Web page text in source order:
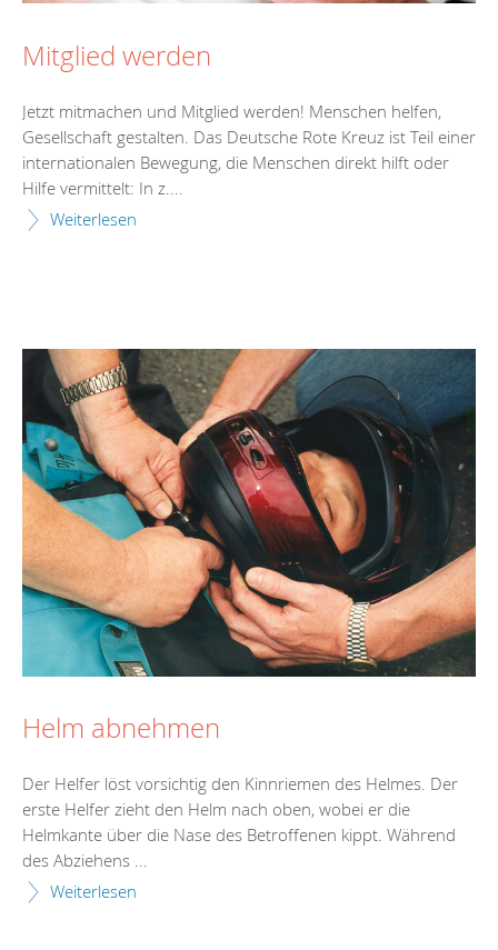
Mitglied werden
Jetzt mitmachen und Mitglied werden! Menschen helfen,
Gesellschaft gestalten. Das Deutsche Rote Kreuz ist Teil einer
internationalen Bewegung, die Menschen direkt hilft oder
Hilfe vermittelt: In z....
Weiterlesen
Helm abnehmen
Der Helfer löst vorsichtig den Kinnriemen des Helmes. Der
erste Helfer zieht den Helm nach oben, wobei er die
Helmkante über die Nase des Betroffenen kippt. Während
des Abziehens ...
Weiterlesen